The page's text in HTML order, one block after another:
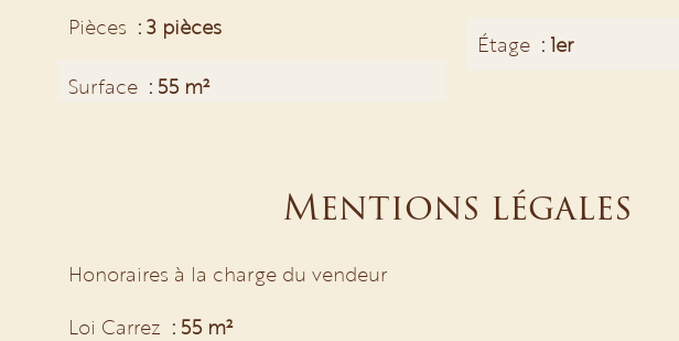
Pièces 3 pièces
Surface 55 m²
Étage 1er
Mentions légales
Honoraires à la charge du vendeur
Loi Carrez
55 m²